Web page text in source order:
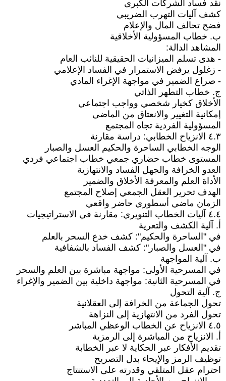
نقد فساد الشركات الكبرى
كشف آليات التهرب الضريبي
فضح تحالف المال والإعلام
ب. خطاب المسؤولية الأخلاقية
المشاهد الدالة:
- هدى تسلم الميزانيات الحقيقية للنائب العام
- زغلول يرفض الاستمرار في الفساد الإعلامي
- صراع الضمير في مواجهة الإغراء المادي
ج. خطاب التطهر الذاتي
الأخلاق كخيار شخصي وواجب اجتماعي
إمكانية التغيير والانعتاق من الماضي
المسؤولية الفردية تجاه المجتمع
٤.٣ الانزياح الخطابي: دراسة مقارنة
الوجه الخطابي الساحرة والحكيم العسل والصبار
المستوى خطاب حضاري جمعي خطاب اجتماعي فردي
العدو الخرافة والجهل الفساد والانتهازية
الأداة العلم والمعرفة الأخلاق والضمير
الهدف تحرير العقل الجمعي إصلاح المجتمع
الزمان ماضي أسطوري حاضر واقعي
٤.٤ آليات الخطاب التنويري: مقارنة في الاستراتيجيات
أ. آلية الكشف والتعرية
في "الساحرة والحكيم": كشف خدع السحر بالعلم
في "العسل والصبار": كشف الفساد بالشفافية
ب. آلية المواجهة
في المسرحية الأولى: مواجهة مباشرة بين العلم والسحر
في المسرحية الثانية: مواجهة داخلية بين الضمير والإغراء
ج. آلية التحول
تحول الجماعة من الخرافة إلى العقلانية
تحول الفرد من الانتهازية إلى النزاهة
٤.٥ الانزياح عن الخطاب الوعظي المباشر
أ. الانزياح من المباشرة إلى الرمزية
تقديم الأفكار عبر الحكاية لا عبر الخطابة
توظيف الرمز والإيحاء بدل التصريح
احترام عقل المتلقي وقدرته على الاستنتاج